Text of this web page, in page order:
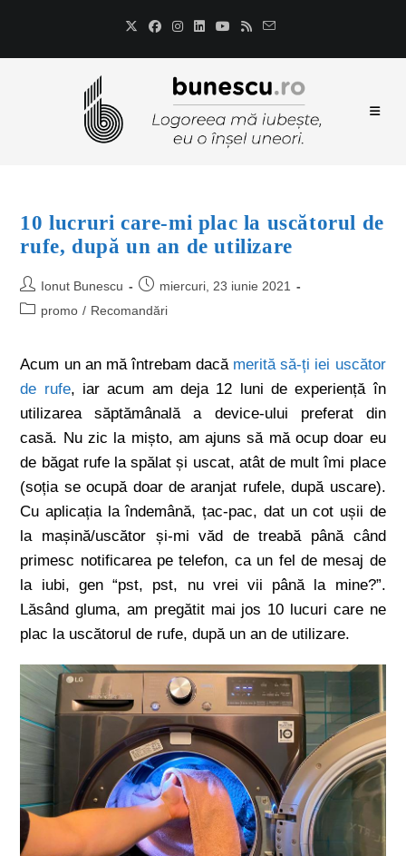
10 lucruri care-mi plac la uscătorul de
rufe, după un an de utilizare
Ionut Bunescu
miercuri, 23 iunie 2021
promo / Recomandări
Acum un an mă întrebam dacă merită să-ți iei uscător
de rufe, iar acum am deja 12 luni de experiență în
utilizarea săptămânală a device-ului preferat din
casă. Nu zic la mișto, am ajuns să mă ocup doar eu
de băgat rufe la spălat și uscat, atât de mult îmi place
(soția se ocupă doar de aranjat rufele, după uscare).
Cu aplicația la îndemână, țac-pac, dat un cot ușii de
la mașină/uscător și-mi văd de treabă până când
primesc notificarea pe telefon, ca un fel de mesaj de
la iubi, gen “pst, pst, nu vrei vii până la mine?”.
Lăsând gluma, am pregătit mai jos 10 lucuri care ne
plac la uscătorul de rufe, după un an de utilizare.